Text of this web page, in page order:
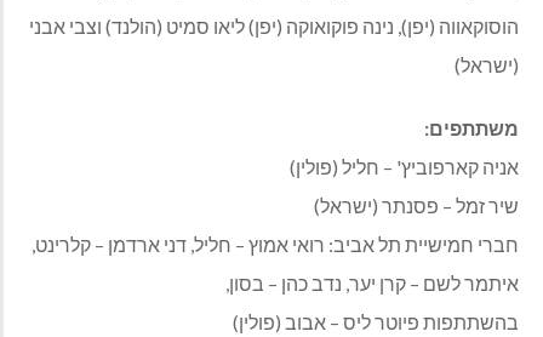
הוסוקאווה (יפן), נינה פוקואוקה (יפן) ליאו סמיט (הולנד) וצבי אבני
(ישראל)
משתתפים:
אניה קארפוביץ' – חליל (פולין)
שיר זמל – פסנתר (ישראל)
חברי חמישיית תל אביב: רואי אמוץ – חליל, דני ארדמן – קלרינט,
איתמר לשם – קרן יער, נדב כהן – בסון,
בהשתתפות פיוטר ליס – אבוב (פולין)